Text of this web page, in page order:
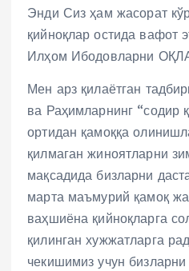
Энди Сиз ҳам жасорат
қийноқлар остида вафот
Илҳом Ибодовларни
Мен арз қилаётган
ва Раҳимларнинг “содир
ортидан қамоққа
қилмаган жиноятларни
мақсадида бизларни
марта маъмурий қамоқ
ваҳшиёна қийноқларга
қилинган хужжатларга
чекишимиз учун